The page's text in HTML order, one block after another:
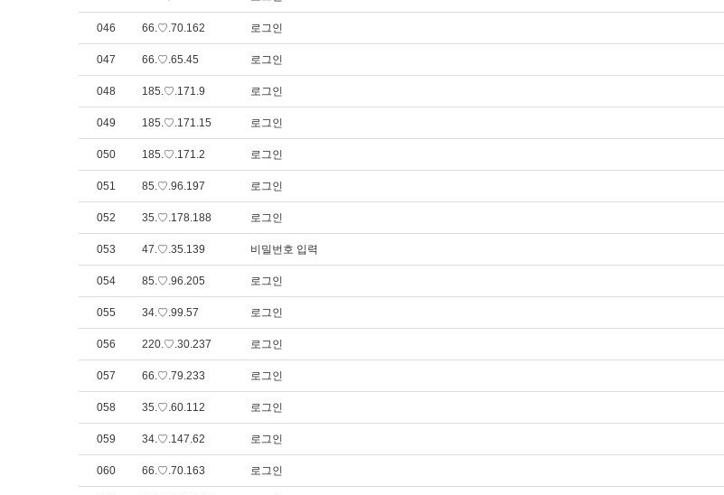
046 66.♡.70.162 로그인
047 66.♡.65.45 로그인
048 185.♡.171.9 로그인
049 185.♡.171.15 로그인
050 185.♡.171.2 로그인
051 85.♡.96.197 로그인
052 35.♡.178.188 로그인
053 47.♡.35.139 비밀번호 입력
054 85.♡.96.205 로그인
055 34.♡.99.57 로그인
056 220.♡.30.237 로그인
057 66.♡.79.233 로그인
058 35.♡.60.112 로그인
059 34.♡.147.62 로그인
060 66.♡.70.163 로그인